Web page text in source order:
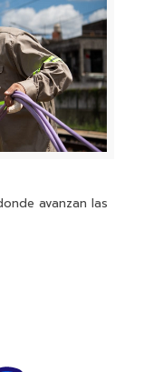
avanzan las